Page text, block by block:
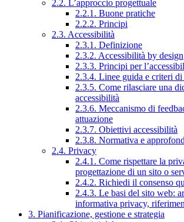
2.2. L’approccio progettuale
2.2.1. Buone pratiche
2.2.2. Principi
2.3. Accessibilità
2.3.1. Definizione
2.3.2. Accessibilità by design
2.3.3. Principi per
2.3.4. Linee guida e criteri di
2.3.5. Come rilasciare una
accessibilità
2.3.6. Meccanismo di
attuazione
2.3.7. Obiettivi accessibilità
2.3.8. Normativa e
2.4. Privacy
2.4.1. Come rispettare la
progettazione di un sito o
2.4.2. Richiedi il consenso
2.4.3. Le basi del sito web:
informativa privacy,
3. Pianificazione, gestione e strategia